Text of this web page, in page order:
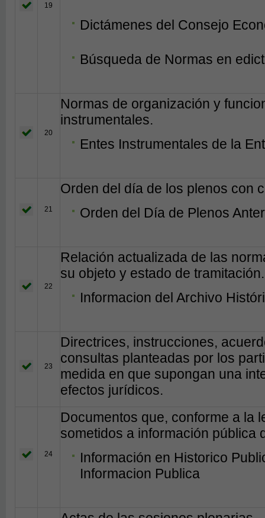
19
Dictámenes del Consejo
Búsqueda de Normas en
20
Normas de organización y
instrumentales.
Entes Instrumentales de la
21
Orden del día de los plenos con
Orden del Día de Plenos
22
Relación actualizada de las
su objeto y estado de tramitación.
Informacion del Archivo
23
Directrices, instrucciones,
consultas planteadas por los
medida en que supongan una
efectos jurídicos.
24
Documentos que, conforme a la
sometidos a información pública
Información en Historico
Informacion Publica